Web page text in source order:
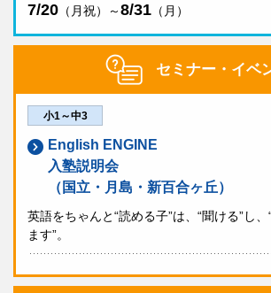
7/20 （月祝）～8/31 （月）
セミナー・イベ
小1～中3
English ENGINE
入塾説明会
（国立・月島・新百合ヶ丘）
英語をちゃんと“読める子”は、“聞ける”し、
ます”。